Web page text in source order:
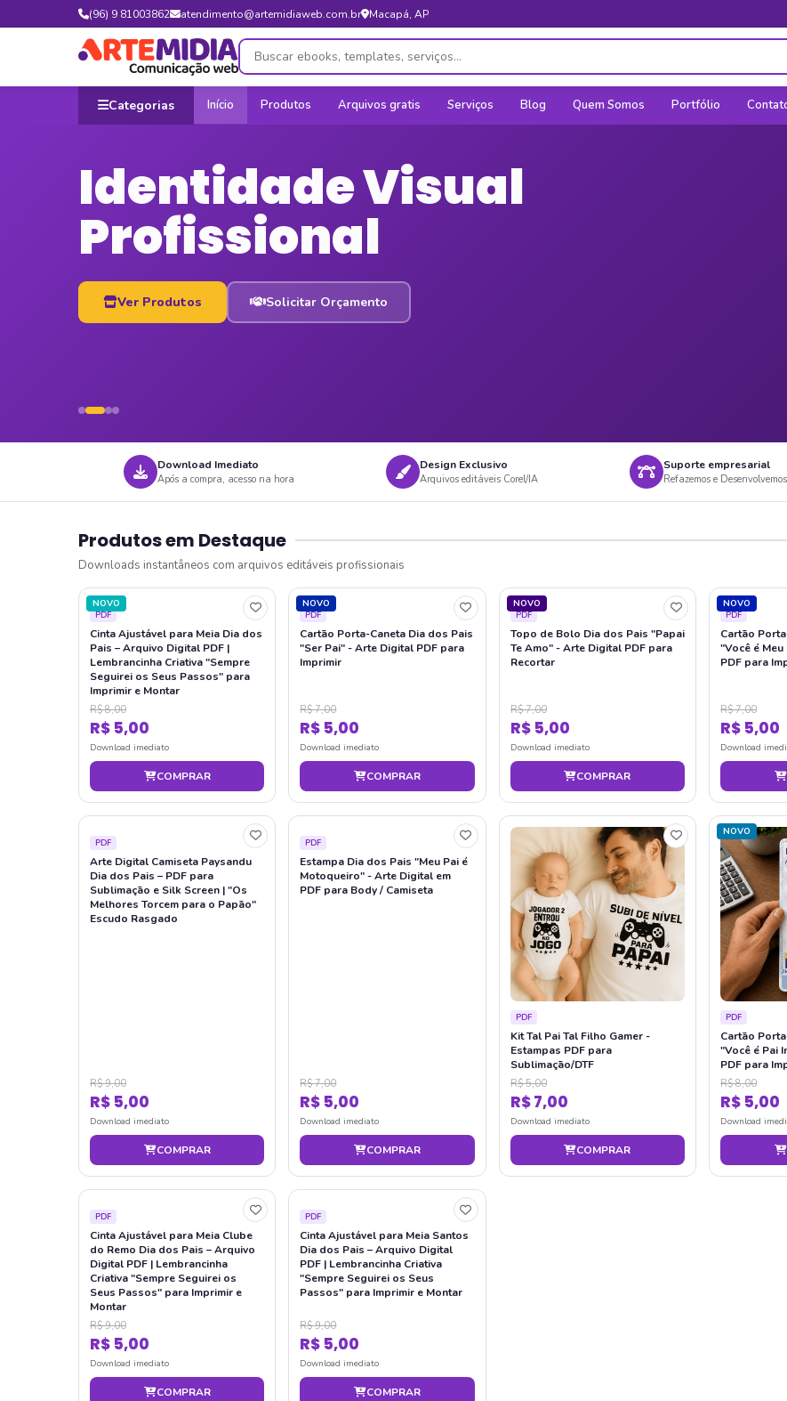
(96) 9 81003862 atendimento@artemidiaweb.com.br Macapá, AP
Categorias Início Produtos Arquivos gratis Serviços Blog Quem Somos Portfólio
Identidade Visual
Profissional
Ver Produtos Solicitar Orçamento
Download Imediato
Após a compra, acesso na hora
Design Exclusivo
Arquivos editáveis Corel/IA
Suporte empresarial
Refazemos e
Produtos em Destaque
Downloads instantâneos com arquivos editáveis profissionais
NOVO
PDF
Cinta Ajustável para Meia Dia dos
Pais – Arquivo Digital PDF |
Lembrancinha Criativa "Sempre
Seguirei os Seus Passos" para
Imprimir e Montar
R$ 8,00
R$ 5,00
Download imediato
COMPRAR
NOVO
PDF
Cartão Porta-Caneta Dia dos Pais
"Ser Pai" - Arte Digital PDF para
Imprimir
R$ 7,00
R$ 5,00
Download imediato
COMPRAR
NOVO
PDF
Topo de Bolo Dia dos Pais "Papai
Te Amo" - Arte Digital PDF para
Recortar
R$ 7,00
R$ 5,00
Download imediato
COMPRAR
NOVO
PDF
Cartão
"Você é
PDF para
R$ 7,00
R$ 5,00
Download
PDF
Arte Digital Camiseta Paysandu
Dia dos Pais – PDF para
Sublimação e Silk Screen | "Os
Melhores Torcem para o Papão"
Escudo Rasgado
R$ 9,00
R$ 5,00
Download imediato
COMPRAR
PDF
Estampa Dia dos Pais "Meu Pai é
Motoqueiro" - Arte Digital em
PDF para Body / Camiseta
R$ 7,00
R$ 5,00
Download imediato
COMPRAR
PDF
Kit Tal Pai Tal Filho Gamer -
Estampas PDF para
Sublimação/DTF
R$ 5,00
R$ 7,00
Download imediato
COMPRAR
NOVO
PDF
Cartão
"Você é Pai
PDF para
R$ 8,00
R$ 5,00
Download
PDF
Cinta Ajustável para Meia Clube
do Remo Dia dos Pais – Arquivo
Digital PDF | Lembrancinha
Criativa "Sempre Seguirei os
Seus Passos" para Imprimir e
Montar
R$ 9,00
R$ 5,00
Download imediato
COMPRAR
PDF
Cinta Ajustável para Meia Santos
Dia dos Pais – Arquivo Digital
PDF | Lembrancinha Criativa
"Sempre Seguirei os Seus
Passos" para Imprimir e Montar
R$ 9,00
R$ 5,00
Download imediato
COMPRAR